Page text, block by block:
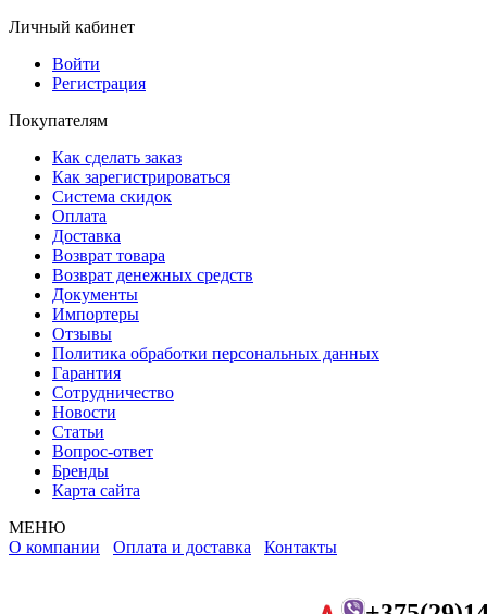
Личный кабинет
Войти
Регистрация
Покупателям
Как сделать заказ
Как зарегистрироваться
Система скидок
Оплата
Доставка
Возврат товара
Возврат денежных средств
Документы
Импортеры
Отзывы
Политика обработки персональных данных
Гарантия
Сотрудничество
Новости
Статьи
Вопрос-ответ
Бренды
Карта сайта
МЕНЮ
О компании Оплата и доставка Контакты